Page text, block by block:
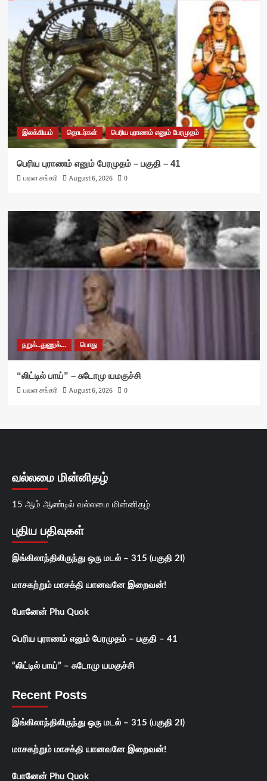
இலக்கியம் தொடர்கள் பெரிய புராணம் எனும் பேரமுதம்
பெரிய புராணம் எனும் பேரமுதம் – பகுதி – 41
பவள சங்கரி
August 6, 2026 0
நறுக்..துணுக்... பொது
“லிட்டில் பாய்” – சுடோமு யமகுச்சி
பவள சங்கரி
August 6, 2026 0
வல்லமை மின்னிதழ்
15 ஆம் ஆண்டில் வல்லமை மின்னிதழ்
புதிய பதிவுகள்
இங்கிலாந்திலிருந்து ஒரு மடல் – 315 (பகுதி 2I)
மாசகற்றும் மாசக்தி யானவனே இறைவன்!
போனேன் Phu Quok
பெரிய புராணம் எனும் பேரமுதம் – பகுதி – 41
“லிட்டில் பாய்” – சுடோமு யமகுச்சி
Recent Posts
இங்கிலாந்திலிருந்து ஒரு மடல் – 315 (பகுதி 2I)
மாசகற்றும் மாசக்தி யானவனே இறைவன்!
போனேன் Phu Quok